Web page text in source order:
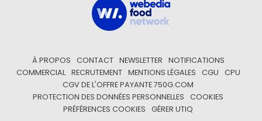
À PROPOS CONTACT NEWSLETTER
NOTIFICATIONS
COMMERCIAL
RECRUTEMENT MENTIONS LÉGALES CGU
CPU
CGV DE L'OFFRE PAYANTE 750G.COM
PROTECTION DES DONNÉES PERSONNELLES
COOKIES
PRÉFÉRENCES COOKIES
GÉRER UTIQ